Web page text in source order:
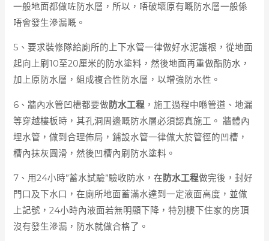
一般地面都做咗防水層，所以，唔破壞原有嘅防水層一般係
唔會發生滲漏嘅。
5、要求裝修隊給廁所的上下水管一律做好水泥護根，從地面
起向上刷10至20厘米的防水塗料，然後地面再重做酯防水，
加上原防水層，組成複合性防水層，以增強防水性。
6、牆內水管凹槽都要做防水工程 ，施工過程中喺管道、地漏
等穿越樓板時，其孔洞周邊嘅防水層必須認真施工。 牆體內
埋水管，做到合理佈局，鋪設水管一律做大於管徑的凹槽，
槽內抹灰圓滑，然後凹槽內刷防水塗料。
7、用24小時”蓄水試驗”驗收防水，在防水工程做完後，封好
門口及下水口，在廁所地面蓄滿水達到一定液面高度，並做
上記號，24小時內液面若無明顯下降，特別樓下住家的房頂
沒有發生滲漏，防水就做合格了。